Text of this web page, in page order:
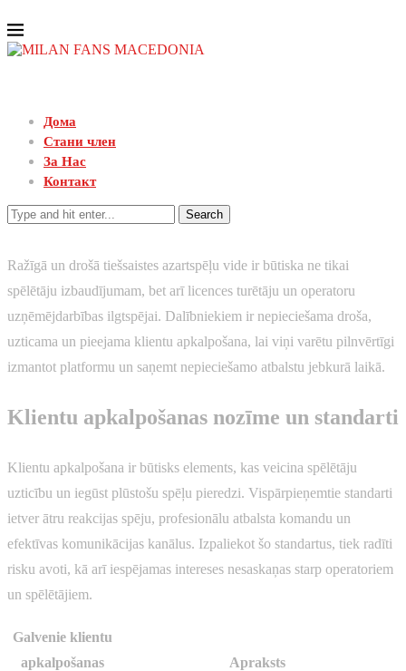
Дома
Стани член
За Нас
Контакт
Search
Ražīgā un drošā tiešsaistes azartspēļu vide ir būtiska ne tikai
spēlētāju izbaudījumam, bet arī licences turētāju un operatoru
uzņēmējdarbības ilgtspējai. Dalībniekiem ir nepieciešama droša,
uzticama un pieejama klientu apkalpošana, lai viņi varētu pilnvērtīgi
izmantot platformu un saņemt nepieciešamo atbalstu jebkurā laikā.
Klientu apkalpošanas nozīme un standarti
Klientu apkalpošana ir būtisks elements, kas veicina spēlētāju
uzticību un iegūst plūstošu spēļu pieredzi. Vispārpieņemtie standarti
ietver ātru reakcijas spēju, profesionālu atbalsta komandu un
efektīvas komunikācijas kanālus. Izpaliekot šo standartus, tiek radīti
risku avoti, kā arī iespējamas intereses nesaskaņas starp operatoriem
un spēlētājiem.
Galvenie klientu
apkalpošanas
Apraksts